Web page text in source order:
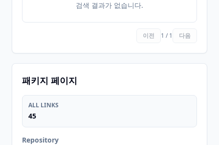
검색 결과가 없습니다.
이전 1 / 1 다음
패키지 페이지
ALL LINKS
45
Repository